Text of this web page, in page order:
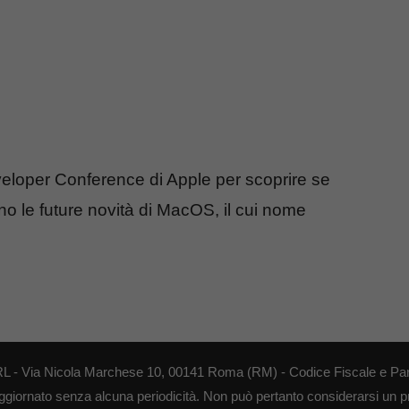
Conference di Apple per scoprire se
le future novità di MacOS, il cui nome
- Via Nicola Marchese 10, 00141 Roma (RM) - Codice Fiscale e
senza alcuna periodicità. Non può pertanto considerarsi un